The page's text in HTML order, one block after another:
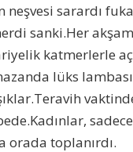
sarardı
sanki.Her
katmerlerle
lüks lambası
sadece
orada toplanırdı.